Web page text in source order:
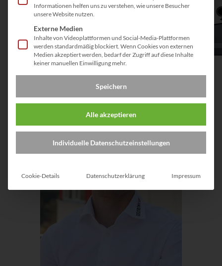
00:00
Kontakt
Informationen helfen uns zu verstehen, wie unsere Besucher
unsere Website nutzen.
Externe Medien
Inhalte von Videoplattformen und Social-Media-Plattformen
werden standardmäßig blockiert. Wenn Cookies von externen
Medien akzeptiert werden, bedarf der Zugriff auf diese Inhalte
keiner manuellen Einwilligung mehr.
Speichern
Alle akzeptieren
Individuelle Datenschutzeinstellungen
Cookie-Details Datenschutzerklärung Impressum